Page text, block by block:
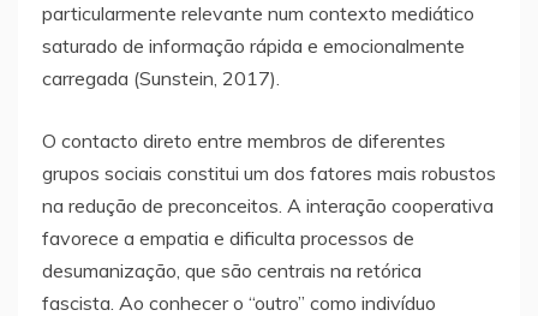
particularmente relevante num contexto mediático
saturado de informação rápida e emocionalmente
carregada (Sunstein, 2017).
O contacto direto entre membros de diferentes
grupos sociais constitui um dos fatores mais robustos
na redução de preconceitos. A interação cooperativa
favorece a empatia e dificulta processos de
desumanização, que são centrais na retórica
fascista. Ao conhecer o “outro” como indivíduo